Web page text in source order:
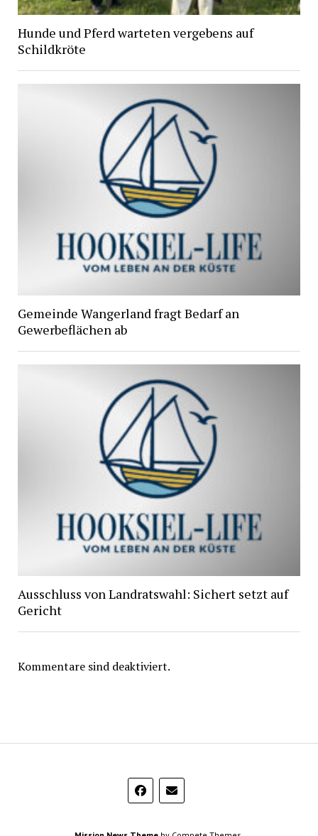
Hunde und Pferd warteten vergebens auf
Schildkröte
Gemeinde Wangerland fragt Bedarf an
Gewerbeflächen ab
Ausschluss von Landratswahl: Sichert setzt auf
Gericht
Kommentare sind deaktiviert.